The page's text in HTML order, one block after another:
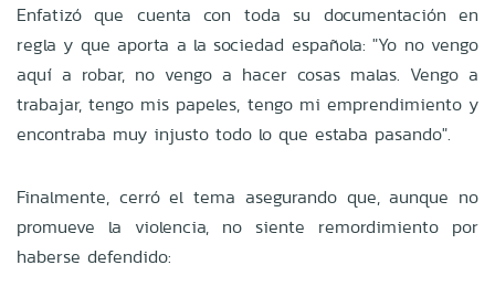
Enfatizó que cuenta con toda su documentación en
regla y que aporta a la sociedad española: "Yo no vengo
aquí a robar, no vengo a hacer cosas malas. Vengo a
trabajar, tengo mis papeles, tengo mi emprendimiento y
encontraba muy injusto todo lo que estaba pasando".
Finalmente, cerró el tema asegurando que, aunque no
promueve la violencia, no siente remordimiento por
haberse defendido: